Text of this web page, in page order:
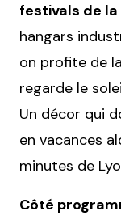
festivals de la
hangars
on profite de
regarde le
Un décor qui
en vacances
minutes de
Côté